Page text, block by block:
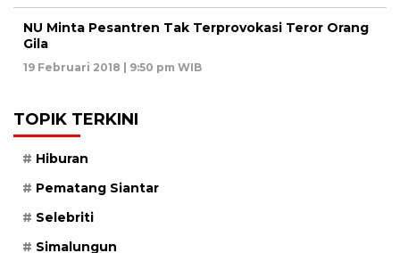
NU Minta Pesantren Tak Terprovokasi Teror Orang
Gila
19 Februari 2018 | 9:50 pm WIB
TOPIK TERKINI
Hiburan
Pematang Siantar
Selebriti
Simalungun